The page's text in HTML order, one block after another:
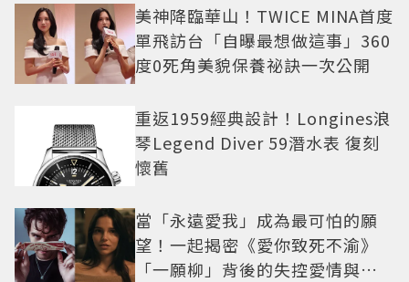
美神降臨華山！TWICE MINA首度
單飛訪台「自曝最想做這事」360
度0死角美貌保養祕訣一次公開
重返1959經典設計！Longines浪
琴Legend Diver 59潛水表 復刻
懷舊
當「永遠愛我」成為最可怕的願
望！一起揭密《愛你致死不渝》
「一願柳」背後的失控愛情與爆